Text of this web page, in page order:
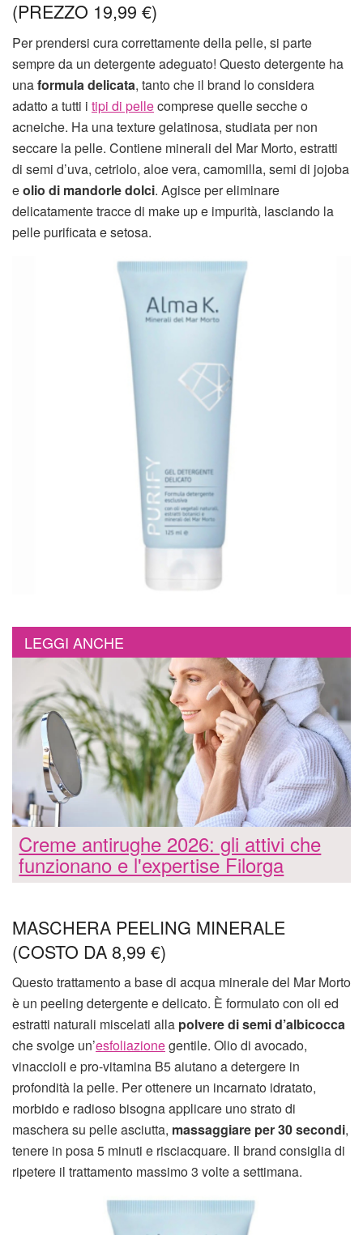
(PREZZO 19,99 €)
Per prendersi cura correttamente della pelle, si parte
sempre da un detergente adeguato! Questo detergente ha
unaformula delicata, tanto che il brand lo considera
adatto a tutti i tipi di pellecomprese quelle secche o
acneiche. Ha una texture gelatinosa, studiata per non
seccare la pelle. Contiene minerali del Mar Morto, estratti
di semi d’uva, cetriolo, aloe vera, camomilla, semi di jojoba
eolio di mandorle dolci. Agisce per eliminare
delicatamente tracce di make up e impurità, lasciando la
pelle purificata e setosa.
LEGGI ANCHE
Creme antirughe 2026: gli attivi che
funzionano e l'expertise Filorga
MASCHERA PEELING MINERALE
(COSTO DA 8,99 €)
Questo trattamento a base di acqua minerale del Mar Morto
è un peeling detergente e delicato. È formulato con oli ed
estratti naturali miscelati alla polvere di semi d’albicocca
che svolge un’esfoliazionegentile. Olio di avocado,
vinaccioli e pro-vitamina B5 aiutano a detergere in
profondità la pelle. Per ottenere un incarnato idratato,
morbido e radioso bisogna applicare uno strato di
maschera su pelle asciutta, massaggiare per 30 secondi,
tenere in posa 5 minuti e risciacquare. Il brand consiglia di
ripetere il trattamento massimo 3 volte a settimana.